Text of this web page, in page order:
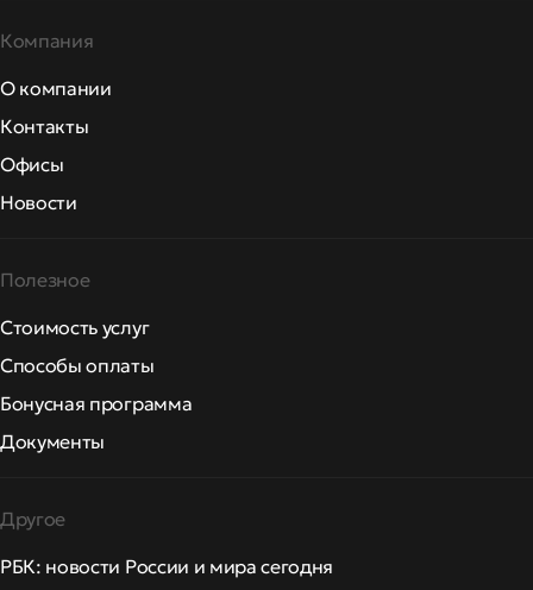
Компания
О компании
Контакты
Офисы
Новости
Полезное
Стоимость услуг
Способы оплаты
Бонусная программа
Документы
Другое
РБК: новости России и мира сегодня